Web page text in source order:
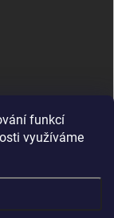
funkcí
využíváme